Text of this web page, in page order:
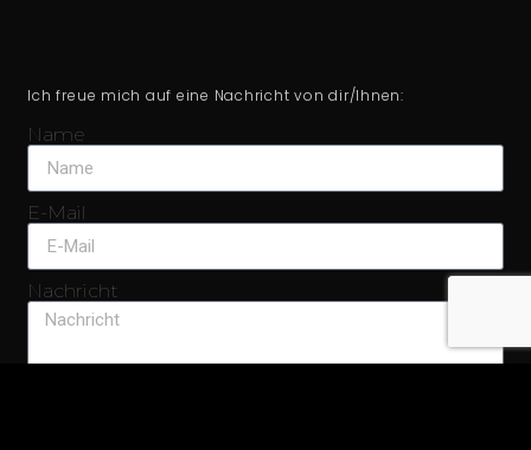
Ich freue mich auf eine Nachricht von dir/Ihnen:
Name
E-Mail
Nachricht